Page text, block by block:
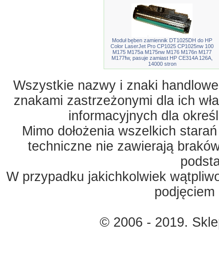
Moduł bęben zamiennik DT1025DH do HP
Color LaserJet Pro CP1025 CP1025nw 100
M175 M175a M175nw M176 M176n M177
M177fw, pasuje zamiast HP CE314A 126A,
14000 stron
Wszystkie nazwy i znaki
znakami zastrzeżonymi dla ich
informacyjnych dla
Mimo dołożenia wszelkich
techniczne nie zawierają
W przypadku jakichkolwiek
© 2006 - 2019.